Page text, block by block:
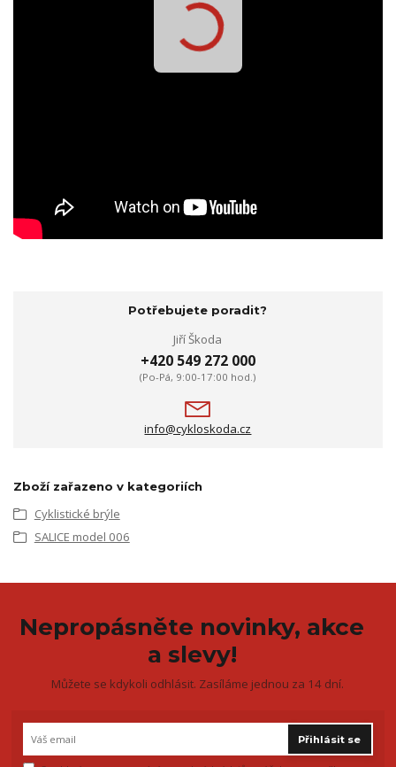
Potřebujete poradit?
Jiří Škoda
+420 549 272 000
(Po-Pá, 9:00-17:00 hod.)
info@cykloskoda.cz
Zboží zařazeno v kategoriích
Cyklistické brýle
SALICE model 006
Nepropásněte novinky, akce
a slevy!
Můžete se kdykoli odhlásit. Zasíláme jednou za 14 dní.
Přihlásit se